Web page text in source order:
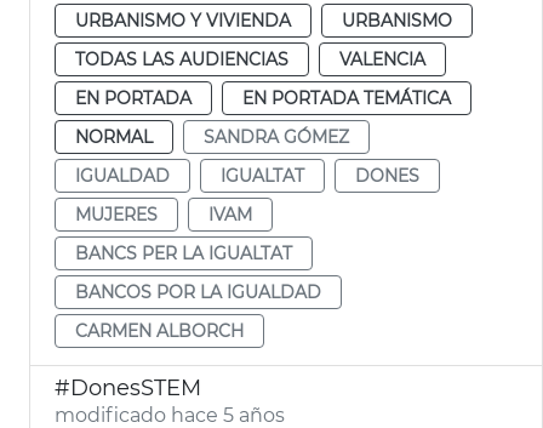
URBANISMO Y VIVIENDA
URBANISMO
TODAS LAS AUDIENCIAS
VALENCIA
EN PORTADA
EN PORTADA TEMÁTICA
NORMAL
SANDRA GÓMEZ
IGUALDAD
IGUALTAT
DONES
MUJERES
IVAM
BANCS PER LA IGUALTAT
BANCOS POR LA IGUALDAD
CARMEN ALBORCH
#DonesSTEM
modificado hace 5 años